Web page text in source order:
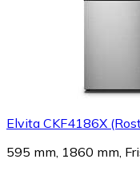
Elvita CKF4186X
595 mm, 1860 mm,